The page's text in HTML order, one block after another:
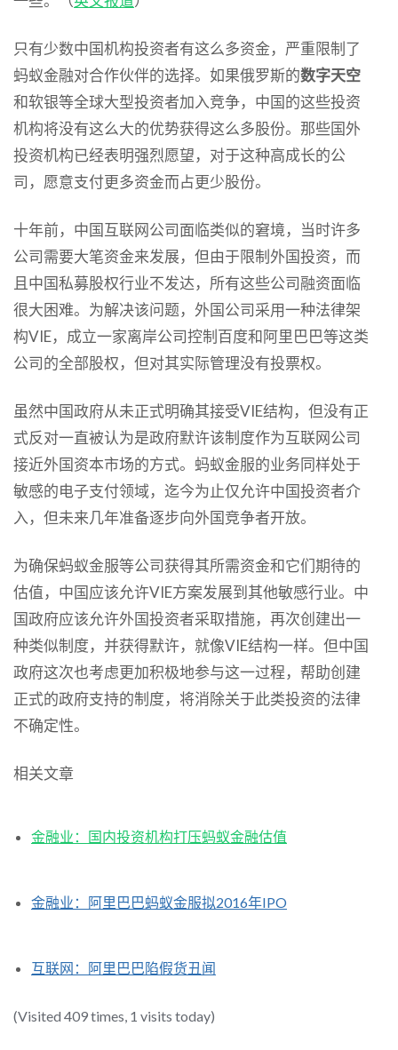
只有少数中国机构投资者有这么多资金，严重限制了
蚂蚁金融对合作伙伴的选择。如果俄罗斯的数字天空
和软银等全球大型投资者加入竞争，中国的这些投资
机构将没有这么大的优势获得这么多股份。那些国外
投资机构已经表明强烈愿望，对于这种高成长的公
司，愿意支付更多资金而占更少股份。
十年前，中国互联网公司面临类似的窘境，当时许多
公司需要大笔资金来发展，但由于限制外国投资，而
且中国私募股权行业不发达，所有这些公司融资面临
很大困难。为解决该问题，外国公司采用一种法律架
构VIE，成立一家离岸公司控制百度和阿里巴巴等这类
公司的全部股权，但对其实际管理没有投票权。
虽然中国政府从未正式明确其接受VIE结构，但没有正
式反对一直被认为是政府默许该制度作为互联网公司
接近外国资本市场的方式。蚂蚁金服的业务同样处于
敏感的电子支付领域，迄今为止仅允许中国投资者介
入，但未来几年准备逐步向外国竞争者开放。
为确保蚂蚁金服等公司获得其所需资金和它们期待的
估值，中国应该允许VIE方案发展到其他敏感行业。中
国政府应该允许外国投资者采取措施，再次创建出一
种类似制度，并获得默许，就像VIE结构一样。但中国
政府这次也考虑更加积极地参与这一过程，帮助创建
正式的政府支持的制度，将消除关于此类投资的法律
不确定性。
相关文章
金融业：国内投资机构打压蚂蚁金融估值
金融业：阿里巴巴蚂蚁金服拟2016年IPO
互联网：阿里巴巴陷假货丑闻
(Visited 409 times, 1 visits today)